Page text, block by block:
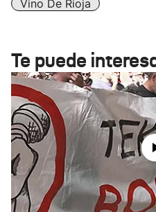
Vino De Rioja
Te puede